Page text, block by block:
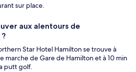
sur place.
aux alentours de
Star Hotel Hamilton se trouve à
marche de Gare de Hamilton et à 10 min
putt golf.